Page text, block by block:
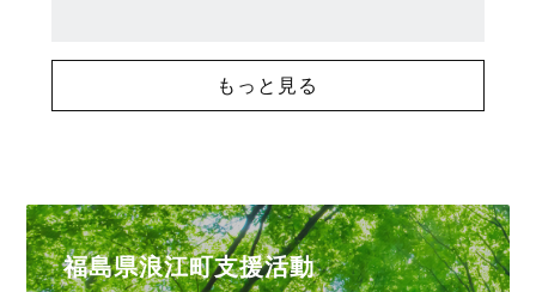
もっと見る
福島県浪江町支援活動